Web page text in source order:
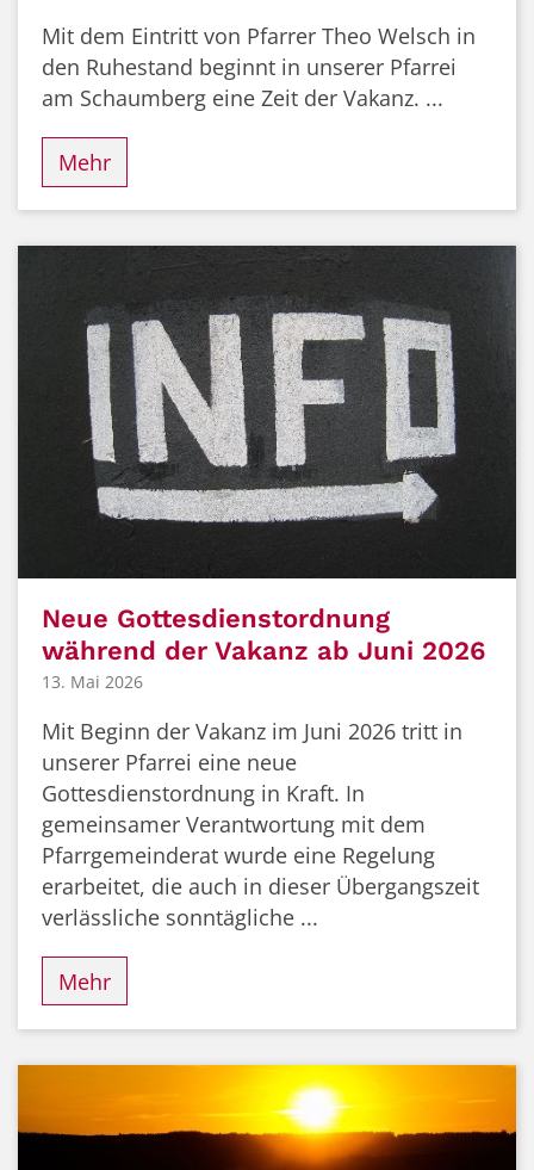
Mit dem Eintritt von Pfarrer Theo Welsch in
den Ruhestand beginnt in unserer Pfarrei
am Schaumberg eine Zeit der Vakanz. ...
Mehr
Neue Gottesdienstordnung
während der Vakanz ab Juni 2026
13. Mai 2026
Mit Beginn der Vakanz im Juni 2026 tritt in
unserer Pfarrei eine neue
Gottesdienstordnung in Kraft. In
gemeinsamer Verantwortung mit dem
Pfarrgemeinderat wurde eine Regelung
erarbeitet, die auch in dieser Übergangszeit
verlässliche sonntägliche ...
Mehr